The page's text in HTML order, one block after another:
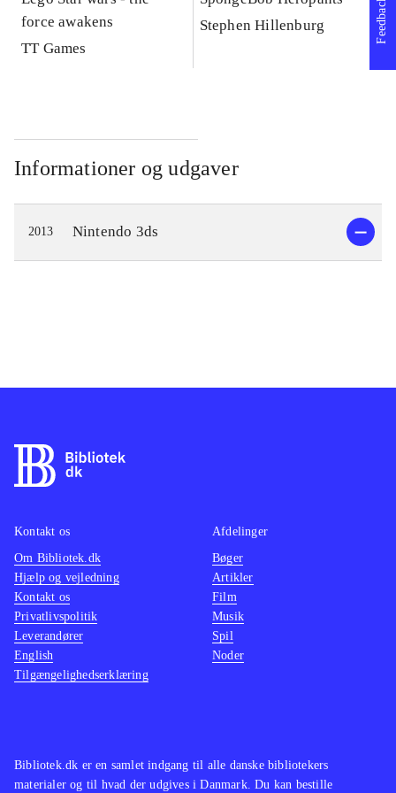
force awakens
TT Games
Stephen Hillenburg
Informationer og udgaver
2013 Nintendo 3ds
Feedback
Bibliotek.dk er en samlet indgang til alle danske bibliotekers
materialer og til hvad der udgives i Danmark. Du kan bestille
Kontakt os
Om Bibliotek.dk
Hjælp og vejledning
Kontakt os
Privatlivspolitik
Leverandører
English
Tilgængelighedserklæring
Afdelinger
Bøger
Artikler
Film
Musik
Spil
Noder